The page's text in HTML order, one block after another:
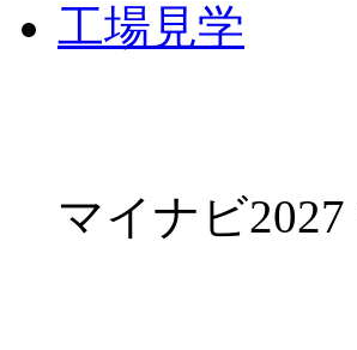
工場見学
マイナビ